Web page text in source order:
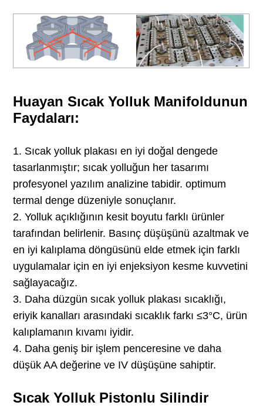
Huayan Sıcak Yolluk Manifoldunun
Faydaları:
1. Sıcak yolluk plakası en iyi doğal dengede
tasarlanmıştır; sıcak yolluğun her tasarımı
profesyonel yazılım analizine tabidir. optimum
termal denge düzeniyle sonuçlanır.
2. Yolluk açıklığının kesit boyutu farklı ürünler
tarafından belirlenir. Basınç düşüşünü azaltmak ve
en iyi kalıplama döngüsünü elde etmek için farklı
uygulamalar için en iyi enjeksiyon kesme kuvvetini
sağlayacağız.
3. Daha düzgün sıcak yolluk plakası sıcaklığı,
eriyik kanalları arasındaki sıcaklık farkı ≤3°C, ürün
kalıplamanın kıvamı iyidir.
4. Daha geniş bir işlem penceresine ve daha
düşük AA değerine ve IV düşüşüne sahiptir.
Sıcak Yolluk Pistonlu Silindir